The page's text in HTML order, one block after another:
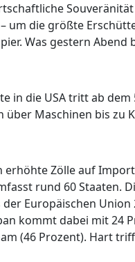
um die größte
Was gestern Abend
in die USA tritt ab
Maschinen bis zu
Zölle auf
rund 60 Staaten.
Europäischen Union
kommt dabei mit 24
(46 Prozent). Hart